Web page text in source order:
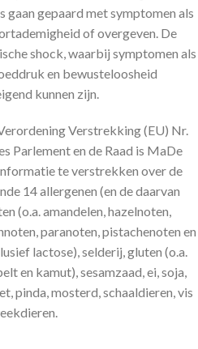
gaan gepaard met symptomen als
of overgeven. De
shock, waarbij symptomen als
en bewusteloosheid
kunnen zijn.
Verstrekking (EU) Nr.
Parlement en de Raad is MaDe
te verstrekken over de
14 allergenen (en de daarvan
(o.a. amandelen, hazelnoten,
paranoten, pistachenoten en
lactose), selderij, gluten (o.a.
en kamut), sesamzaad, ei, soja,
pinda, mosterd, schaaldieren, vis